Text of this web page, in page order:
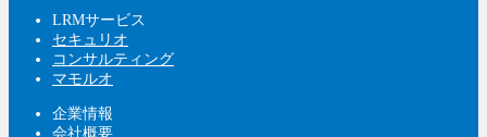
LRMサービス
セキュリオ
コンサルティング
マモルオ
企業情報
会社概要